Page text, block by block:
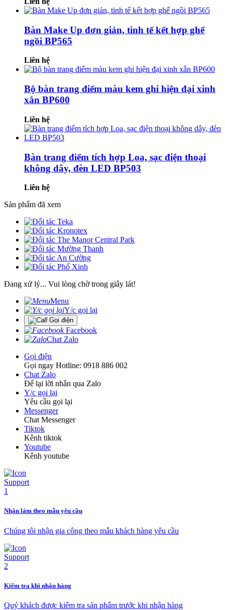
Bàn Make Up đơn giản, tinh tế kết hợp ghế
ngồi BP565
Liên hệ
Bộ bàn trang điểm màu kem ghi hiện đại xinh
xắn BP600
Liên hệ
Bàn trang điểm tích hợp Loa, sạc điện thoại
không dây, đèn LED BP503
Liên hệ
Sản phẩm đã xem
Đang xử lý... Vui lòng chờ trong giây lát!
Menu
Y/c gọi lại
Gọi điện
Facebook
Chat Zalo
Gọi điện
Gọi ngay Hotline: 0918 886 002
Chat Zalo
Để lại lời nhắn qua Zalo
Y/c gọi lại
Yêu cầu gọi lại
Messenger
Chat Messenger
Tiktok
Kênh tiktok
Youtube
Kênh youtube
Nhận làm theo mẫu yêu cầu
Chúng tôi nhận gia công theo mẫu khách hàng yêu cầu
Kiểm tra khi nhận hàng
Quý khách được kiểm tra sản phẩm trước khi nhận hàng